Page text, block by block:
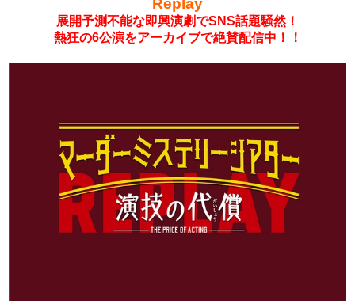
Replay
展開予測不能な即興演劇でSNS話題騒然！
熱狂の6公演をアーカイブで絶賛配信中！！